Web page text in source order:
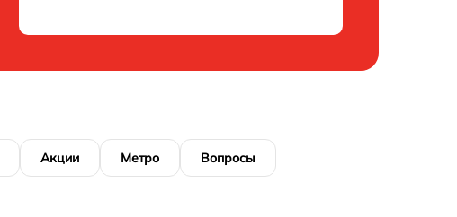
Акции Метро Вопросы